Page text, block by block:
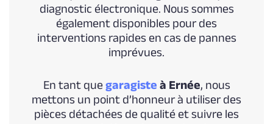
diagnostic électronique. Nous sommes
également disponibles pour des
interventions rapides en cas de pannes
imprévues.
En tant quegaragiste à Ernée, nous
mettons un point d’honneur à utiliser des
pièces détachées de qualité et suivre les